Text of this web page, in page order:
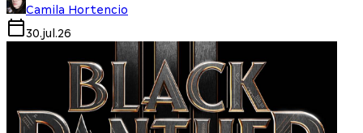
Camila Hortencio
30.jul.26